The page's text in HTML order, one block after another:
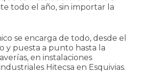
todo el año, sin importar la
se encarga de todo, desde el
y puesta a punto hasta la
en instalaciones
Hitecsa en Esquivias.